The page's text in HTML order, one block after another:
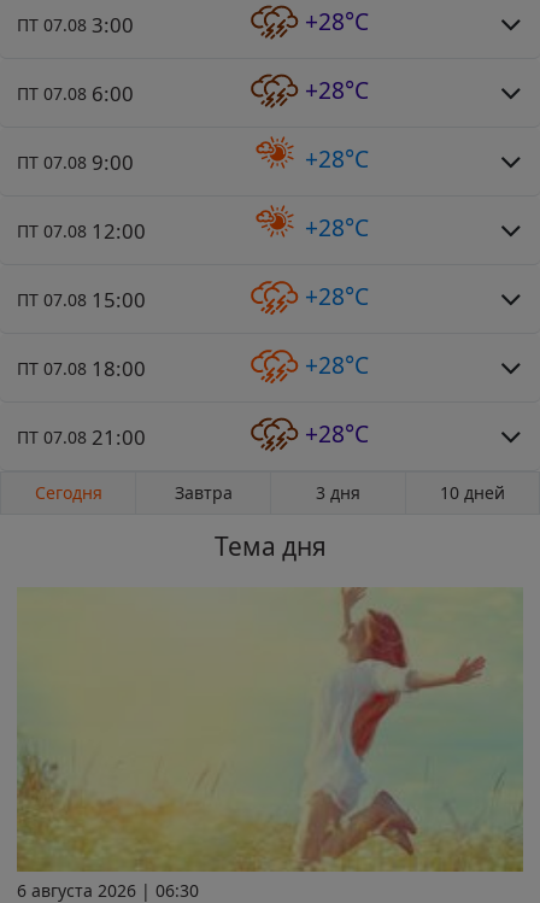
ПТ 07.08 3:00 +28°C
ПТ 07.08 6:00 +28°C
ПТ 07.08 9:00 +28°C
ПТ 07.08 12:00 +28°C
ПТ 07.08 15:00 +28°C
ПТ 07.08 18:00 +28°C
ПТ 07.08 21:00 +28°C
Сегодня Завтра 3 дня 10 дней
Тема дня
6 августа 2026 | 06:30